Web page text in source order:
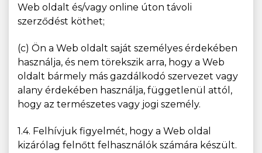
Web oldalt és/vagy online úton távoli
szerződést köthet;
(c) Ön a Web oldalt saját személyes érdekében
használja, és nem törekszik arra, hogy a Web
oldalt bármely más gazdálkodó szervezet vagy
alany érdekében használja, függetlenül attól,
hogy az természetes vagy jogi személy.
1.4. Felhívjuk figyelmét, hogy a Web oldal
kizárólag felnőtt felhasználók számára készült.